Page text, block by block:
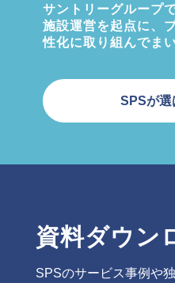
サントリーグループ
施設運営を起点に、
性化に取り組んでま
SPSが選
資料ダウン
SPSのサービス事例や